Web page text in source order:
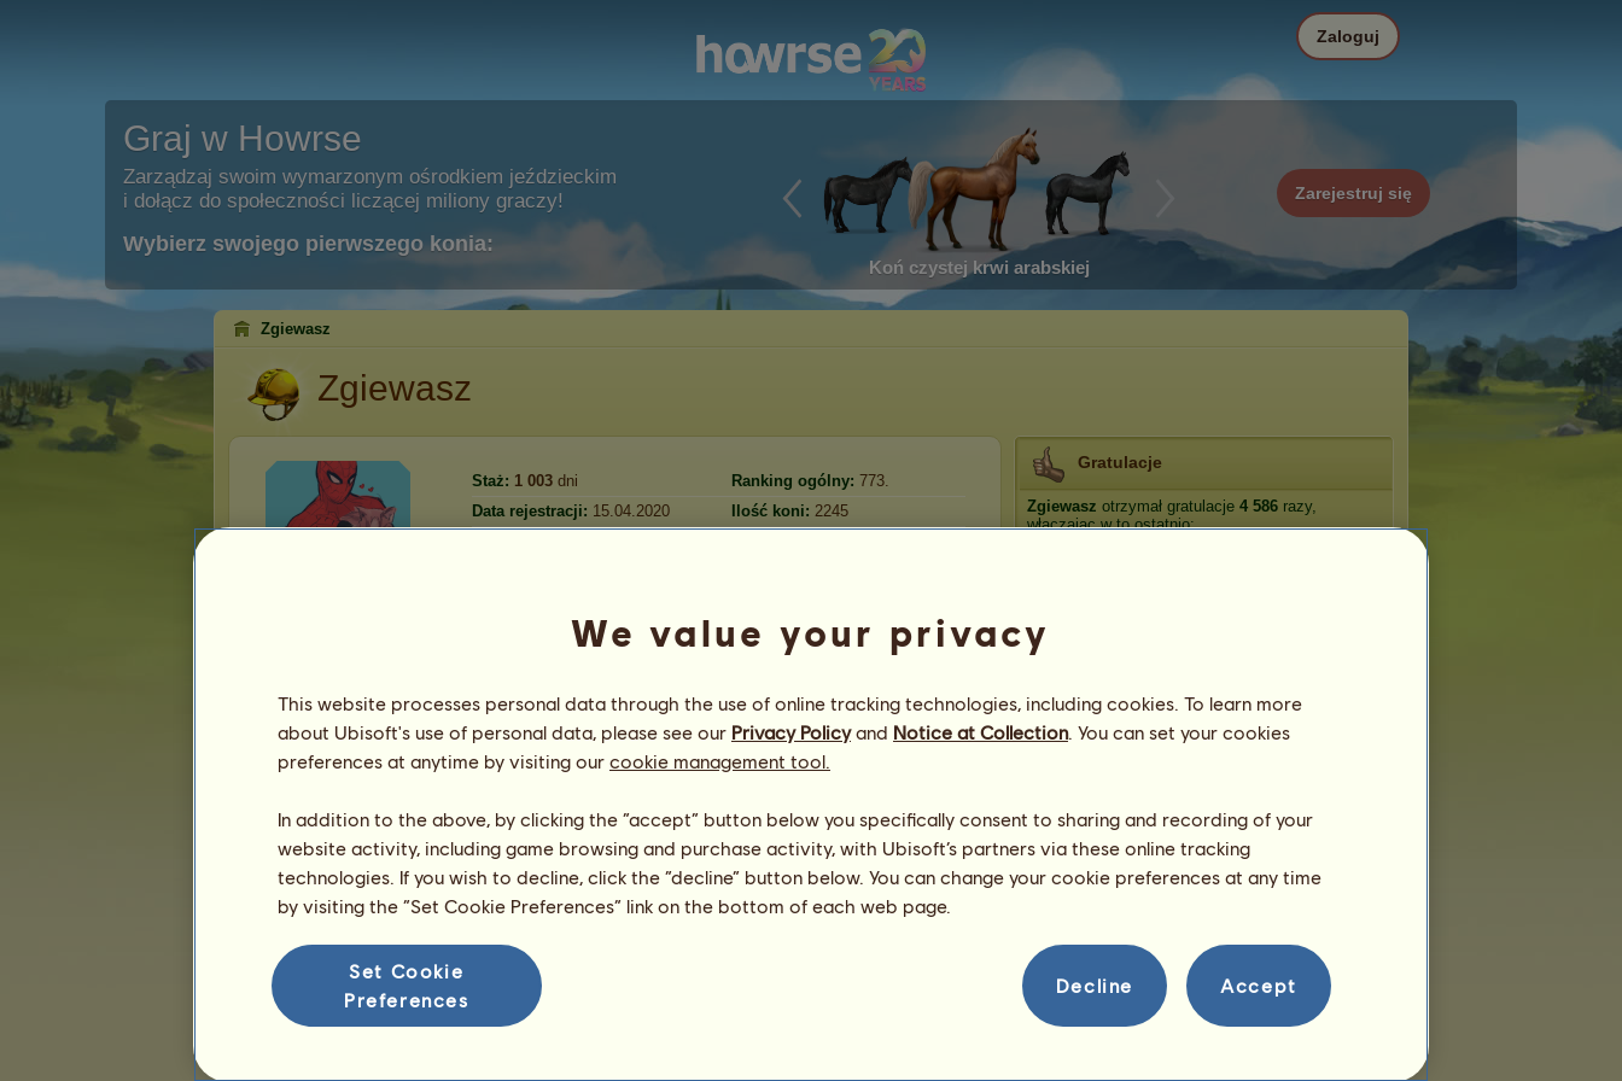
Graj w Howrse
Zarządzaj swoim wymarzonym ośrodkiem jeździeckim
i dołącz do społeczności liczącej miliony graczy!
Wybierz swojego pierwszego konia:
Koń czystej krwi arabskiej
Zarejestruj się
Zaloguj
Zgiewasz
Zgiewasz
Staż: 1 003 dni Ranking ogólny: 773.
Data rejestracji: 15.04.2020 Ilość koni: 2245
Koń pełnej krwi angielskiej Pokaż wszystkie moje konie
Prezentacja
Gratulacje
Zgiewasz otrzymał gratulacje 4 586 razy,
włączając w to ostatnio:
Exitialis
We value your privacy
This website processes personal data through the use of online tracking technologies, including cookies. To learn more
about Ubisoft's use of personal data, please see our Privacy Policyand Notice at Collection. You can set your cookies
preferences at anytime by visiting our cookie management tool.
In addition to the above, by clicking the “accept” button below you specifically consent to sharing and recording of your
website activity, including game browsing and purchase activity, with Ubisoft’s partners via these online tracking
technologies. If you wish to decline, click the “decline” button below. You can change your cookie preferences at any time
by visiting the “Set Cookie Preferences” link on the bottom of each web page.
Set Cookie
Preferences
Decline Accept